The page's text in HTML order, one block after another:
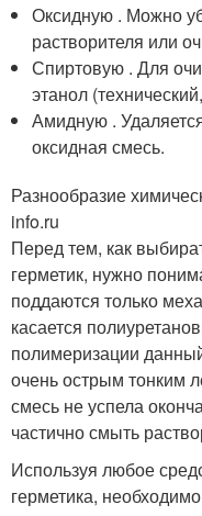
Оксидную . Можно
растворителя или
Спиртовую . Для
этанол
Амидную .
оксидная смесь.
Разнообразие
info.ru
Перед тем, как
герметик, нужно
поддаются только
касается
полимеризации
очень острым тонким
смесь не успела
частично смыть
Используя любое
герметика,